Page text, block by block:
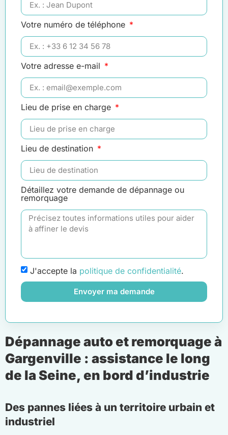
Votre numéro de téléphone
Votre adresse e-mail
Lieu de prise en charge
Lieu de destination
Détaillez votre demande de dépannage ou
remorquage
J'accepte la politique de confidentialité.
Envoyer ma demande
Dépannage auto et remorquage à
Gargenville : assistance le long
de la Seine, en bord d’industrie
Des pannes liées à un territoire urbain et
industriel